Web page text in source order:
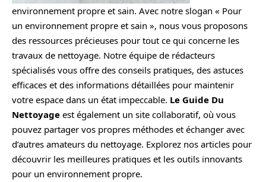
environnement propre et sain. Avec notre slogan « Pour
un environnement propre et sain », nous vous proposons
des ressources précieuses pour tout ce qui concerne les
travaux de nettoyage. Notre équipe de rédacteurs
spécialisés vous offre des conseils pratiques, des astuces
efficaces et des informations détaillées pour maintenir
votre espace dans un état impeccable. Le Guide Du
Nettoyage est également un site collaboratif, où vous
pouvez partager vos propres méthodes et échanger avec
d’autres amateurs du nettoyage. Explorez nos articles pour
découvrir les meilleures pratiques et les outils innovants
pour un environnement propre.